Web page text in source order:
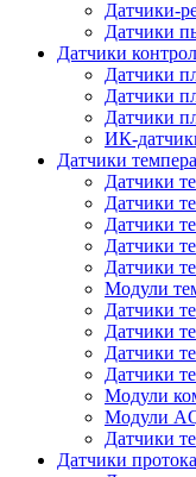
Датчики-
Датчики
Датчики
Датчики
Датчики
Датчики
ИК-
Датчики
Датчики
Датчики
Датчики
Датчики
Датчики
Модули
Датчики
Датчики
Датчики
Датчики
Модули
Модули
Датчики
Датчики протока